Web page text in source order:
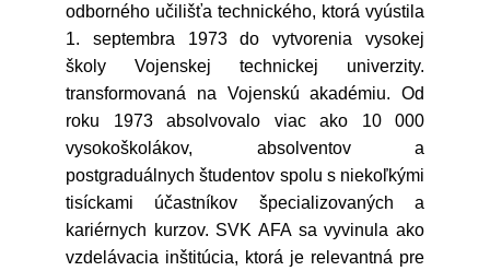
odborného učilišťa technického, ktorá vyústila
1. septembra 1973 do vytvorenia vysokej
školy Vojenskej technickej univerzity.
transformovaná na Vojenskú akadémiu. Od
roku 1973 absolvovalo viac ako 10 000
vysokoškolákov, absolventov a
postgraduálnych študentov spolu s niekoľkými
tisíckami účastníkov špecializovaných a
kariérnych kurzov. SVK AFA sa vyvinula ako
vzdelávacia inštitúcia, ktorá je relevantná pre